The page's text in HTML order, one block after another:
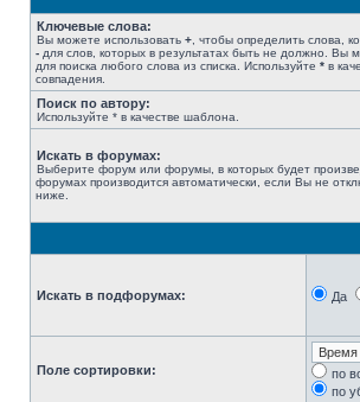
Ключевые слова:
Вы можете использовать + , чтобы определить слова,
- для слов, которых в результатах быть не должно.
для поиска любого слова из списка. Используйте * в
совпадения.
Поиск по автору:
Используйте * в качестве шаблона.
Искать в форумах:
Выберите форум или форумы, в которых будет
форумах производится автоматически, если Вы не
ниже.
Искать в подфорумах: Да
Поле сортировки:
по
по